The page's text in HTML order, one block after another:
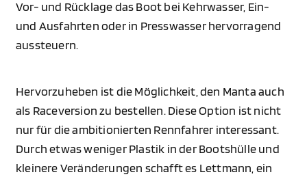
Vor- und Rücklage das Boot bei Kehrwasser, Ein-
und Ausfahrten oder in Presswasser hervorragend
aussteuern.
Hervorzuheben ist die Möglichkeit, den Manta auch
als Raceversion zu bestellen. Diese Option ist nicht
nur für die ambitionierten Rennfahrer interessant.
Durch etwas weniger Plastik in der Bootshülle und
kleinere Veränderungen schafft es Lettmann, ein